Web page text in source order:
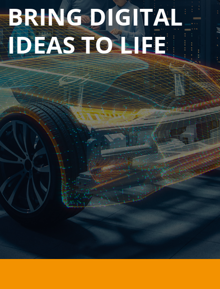
BRING DIGITAL
IDEAS TO LIFE